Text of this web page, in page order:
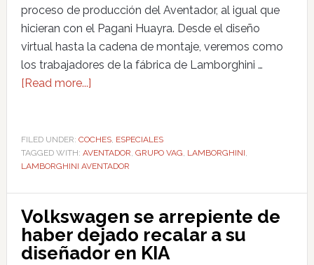
proceso de producción del Aventador, al igual que
hicieran con el Pagani Huayra. Desde el diseño
virtual hasta la cadena de montaje, veremos como
los trabajadores de la fábrica de Lamborghini …
[Read more...]
FILED UNDER: COCHES, ESPECIALES
TAGGED WITH: AVENTADOR, GRUPO VAG, LAMBORGHINI,
LAMBORGHINI AVENTADOR
Volkswagen se arrepiente de
haber dejado recalar a su
diseñador en KIA